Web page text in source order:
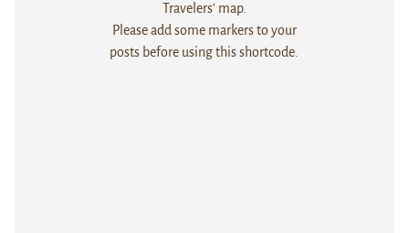
Travelers' map.
Please add some markers to your
posts before using this shortcode.